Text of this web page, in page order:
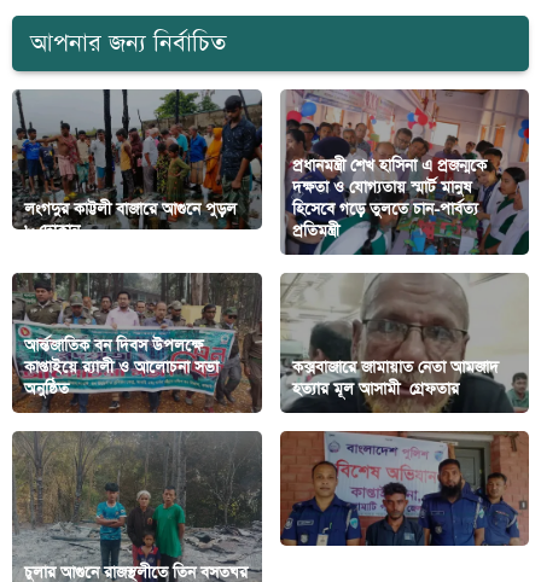
আপনার জন্য নির্বাচিত
লংগদুর কাট্টলী বাজারে আগুনে পুড়ল
৮ দোকান
প্রধানমন্ত্রী শেখ হাসিনা এ প্রজন্মকে
দক্ষতা ও যোগ্যতায় স্মার্ট মানুষ
হিসেবে গড়ে তুলতে চান-পার্বত্য
প্রতিমন্ত্রী
আর্ন্তজাতিক বন দিবস উপলক্ষে
কাপ্তাইয়ে র‍্যালী ও আলোচনা সভা
অনুষ্ঠিত
কক্সবাজারে জামায়াত নেতা আমজাদ
হত্যার মূল আসামী গ্রেফতার
চুলার আগুনে রাজস্থলীতে তিন বসতঘর